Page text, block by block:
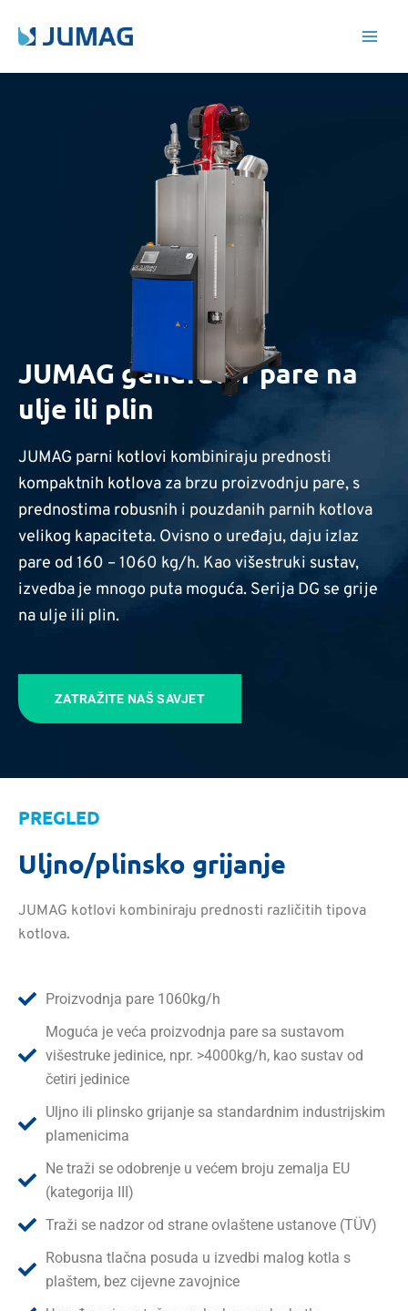
JUMAG generator pare na
ulje ili plin
JUMAG parni kotlovi kombiniraju prednosti
kompaktnih kotlova za brzu proizvodnju pare, s
prednostima robusnih i pouzdanih parnih kotlova
velikog kapaciteta. Ovisno o uređaju, daju izlaz
pare od 160 – 1060 kg/h. Kao višestruki sustav,
izvedba je mnogo puta moguća. Serija DG se grije
na ulje ili plin.
ZATRAŽITE NAŠ SAVJET
PREGLED
Uljno/plinsko grijanje
JUMAG kotlovi kombiniraju prednosti različitih tipova
kotlova.
Proizvodnja pare 1060kg/h
Moguća je veća proizvodnja pare sa sustavom
višestruke jedinice, npr. >4000kg/h, kao sustav od
četiri jedinice
Uljno ili plinsko grijanje sa standardnim industrijskim
plamenicima
Ne traži se odobrenje u većem broju zemalja EU
(kategorija III)
Traži se nadzor od strane ovlaštene ustanove (TÜV)
Robusna tlačna posuda u izvedbi malog kotla s
plaštem, bez cijevne zavojnice